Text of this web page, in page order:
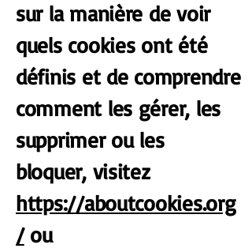
sur la manière de voir
quels cookies ont été
définis et de comprendre
comment les gérer, les
supprimer ou les
bloquer, visitez
https://aboutcookies.org
/ou